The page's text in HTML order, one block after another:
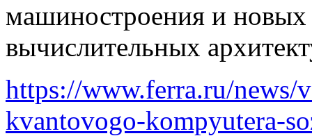
машиностроения и
вычислительных
https://www.ferra.ru/
kvantovogo-kompyutera-